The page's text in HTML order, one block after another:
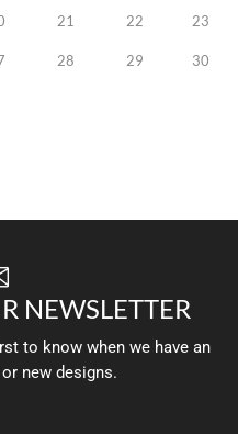
21 22 23
28 29 30
NEWSLETTER
to know when we have an
new designs.